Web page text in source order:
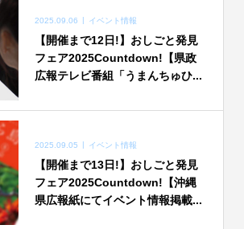
2025.09.06 イベント情報
【開催まで12日!】おしごと発見
フェア2025Countdown!【県政
広報テレビ番組「うまんちゅひ...
2025.09.05 イベント情報
【開催まで13日!】おしごと発見
フェア2025Countdown!【沖縄
県広報紙にてイベント情報掲載...